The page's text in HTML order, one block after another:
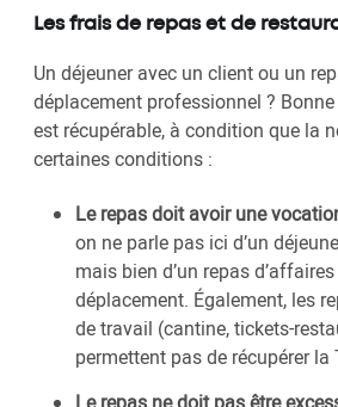
Les frais de repas et de
Un déjeuner avec un client ou un
déplacement professionnel ?
est récupérable, à condition que la
certaines conditions :
Le repas doit avoir une
on ne parle pas ici d’un
mais bien d’un repas
déplacement. Également, les
de travail (cantine, tickets-
permettent pas de récupérer la